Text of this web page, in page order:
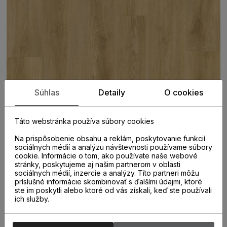
PARAMETRE
Súhlas Detaily O cookies
Táto webstránka používa súbory cookies
Na prispôsobenie obsahu a reklám, poskytovanie funkcií
sociálnych médií a analýzu návštevnosti používame súbory
cookie. Informácie o tom, ako používate naše webové
stránky, poskytujeme aj našim partnerom v oblasti
sociálnych médií, inzercie a analýzy. Títo partneri môžu
príslušné informácie skombinovať s ďalšími údajmi, ktoré
ste im poskytli alebo ktoré od vás získali, keď ste používali
ich služby.